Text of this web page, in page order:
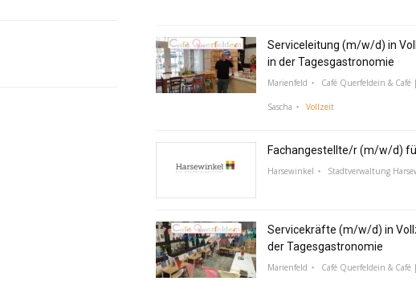
Serviceleitung (m/w/d) in
in der Tagesgastronomie
Marienfeld Café Querfeldein &
Sascha Vollzeit
Fachangestellte/r (m/w/d)
Harsewinkel Stadtverwaltung
Servicekräfte (m/w/d) in
der Tagesgastronomie
Marienfeld Café Querfeldein &